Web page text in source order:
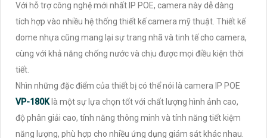
Với hỗ trợ công nghệ mới nhất IP POE, camera này dễ dàng
tích hợp vào nhiều hệ thống thiết kế camera mỹ thuật. Thiết kế
dome nhựa cũng mang lại sự trang nhã và tinh tế cho camera,
cùng với khả năng chống nước và chịu được mọi điều kiện thời
tiết.
Nhìn những đặc điểm của thiết bị có thể nói là camera IP POE
VP-180K là một sự lựa chọn tốt với chất lượng hình ảnh cao,
độ phân giải cao, tính năng thông minh và tính năng tiết kiệm
năng lượng, phù hợp cho nhiều ứng dụng giám sát khác nhau.